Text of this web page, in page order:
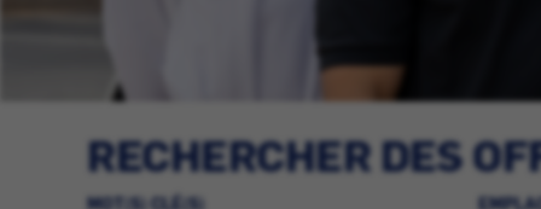
RECHERCHER DES
MOT(S) CLÉ(S)